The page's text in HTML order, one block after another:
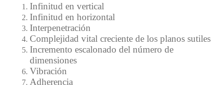
Infinitud en vertical
Infinitud en horizontal
Interpenetración
Complejidad vital creciente de los planos sutiles
Incremento escalonado del número de
dimensiones
Vibración
Adherencia